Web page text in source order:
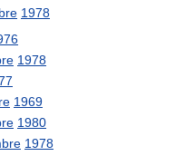
1978
1978
1969
1980
1978